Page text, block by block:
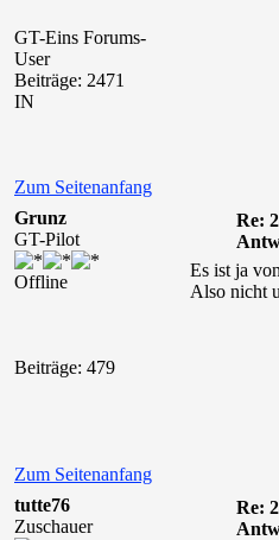
GT-Eins Forums-
User
Beiträge: 2471
IN
Zum Seitenanfang
Grunz
GT-Pilot
Offline
Beiträge: 479
Re:
Es ist ja
Also nicht
Zum Seitenanfang
tutte76
Zuschauer
Re: